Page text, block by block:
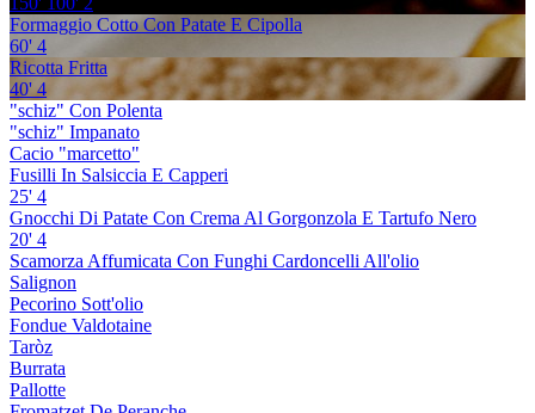
Formaggio Cotto Con Patate E Cipolla
60' 4
Ricotta Fritta
40'4
"schiz" Con Polenta
"schiz" Impanato
Cacio "marcetto"
Fusilli In Salsiccia E Capperi
25' 4
Gnocchi Di Patate Con Crema Al Gorgonzola E Tartufo Nero
20' 4
Scamorza Affumicata Con Funghi Cardoncelli All'olio
Salignon
Pecorino Sott'olio
Fondue Valdotaine
Taròz
Burrata
Pallotte